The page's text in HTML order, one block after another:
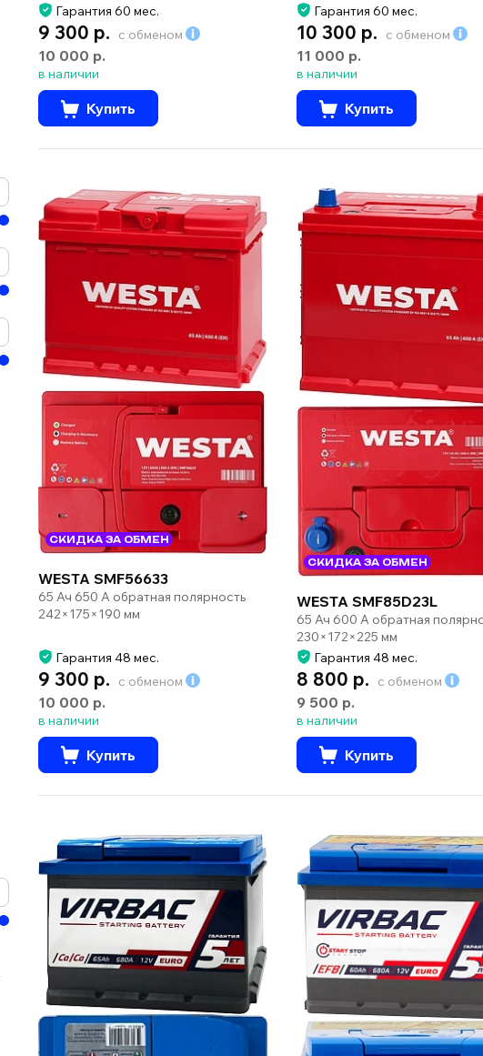
Гарантия 60 мес.
9 300 р. с обменом
10 000 р.
в наличии
Купить
Гарантия 60 мес.
10 300 р. с обменом
11 000 р.
в наличии
Купить
СКИДКА ЗА ОБМЕН
WESTA SMF56633
65 Ач 650 А обратная полярность
242×175×190 мм
Гарантия 48 мес.
9 300 р. с обменом
10 000 р.
в наличии
Купить
СКИДКА ЗА ОБМЕН
WESTA SMF85D23L
65 Ач 600 А обратная
230×172×225 мм
Гарантия 48 мес.
8 800 р. с обменом
9 500 р.
в наличии
Купить